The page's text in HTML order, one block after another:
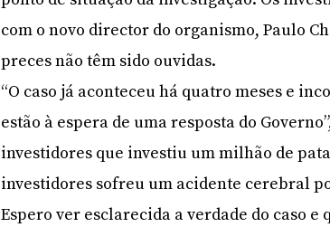
com o novo director do organismo, Paulo
preces não têm sido ouvidas.
“O caso já aconteceu há quatro meses e
estão à espera de uma resposta do
investidores que investiu um milhão de
investidores sofreu um acidente cerebral
Espero ver esclarecida a verdade do caso e